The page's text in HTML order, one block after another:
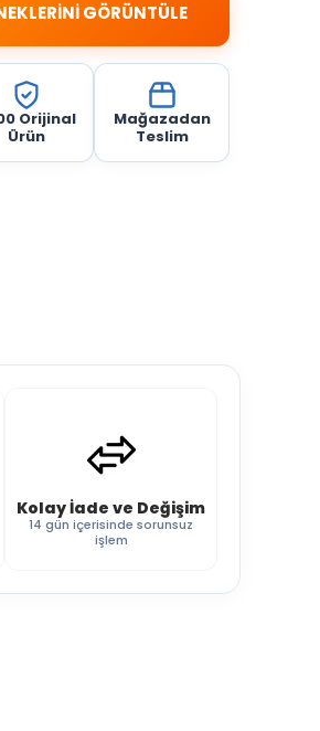
GÖRÜNTÜLE
Orijinal
Ürün
Mağazadan
Teslim
Kolay İade ve Değişim
14 gün içerisinde sorunsuz
işlem